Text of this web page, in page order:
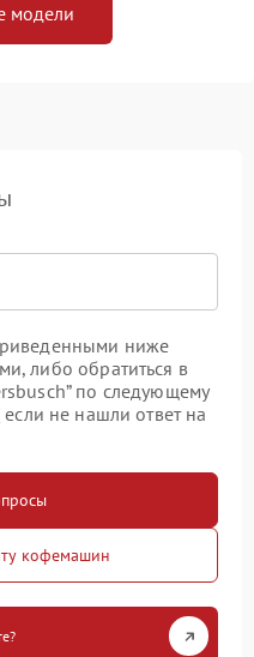
модели
ниже
либо обратиться в
по следующему
если не нашли ответ на
кофемашин